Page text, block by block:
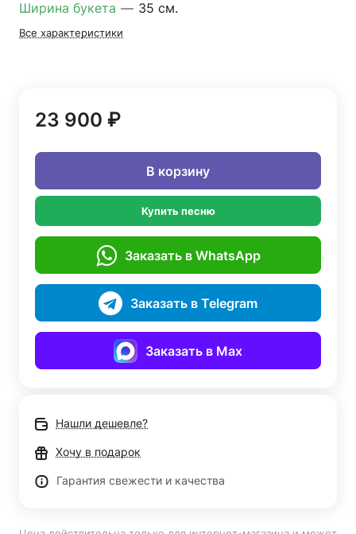
Ширина букета — 35 см.
Все характеристики
23 900 ₽
В корзину
Купить песню
Заказать в WhatsApp
Заказать в Telegram
Заказать в Max
Нашли дешевле?
Хочу в подарок
Гарантия свежести и качества